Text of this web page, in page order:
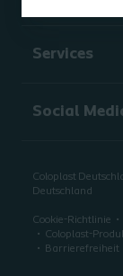
Services
Social
Coloplast
Deutschland
Cookie-Richtlinie
Coloplast-
Barrierefreiheit